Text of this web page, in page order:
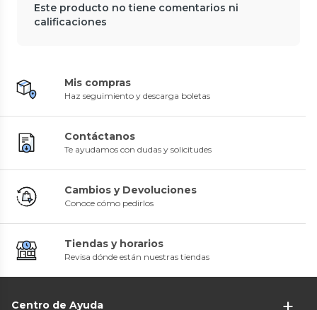
Este producto no tiene comentarios ni
calificaciones
Mis compras
Haz seguimiento y descarga boletas
Contáctanos
Te ayudamos con dudas y solicitudes
Cambios y Devoluciones
Conoce cómo pedirlos
Tiendas y horarios
Revisa dónde están nuestras tiendas
Centro de Ayuda